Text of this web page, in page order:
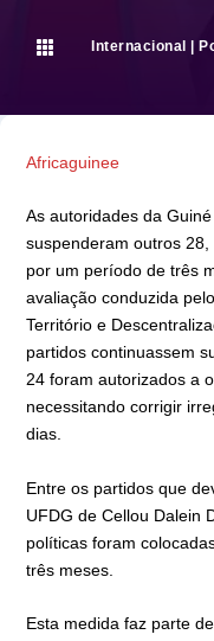
 Internacional |
Africaguinee
As autoridades da
suspenderam outros
por um período de três
avaliação conduzida
Território e
partidos continuassem
24 foram autorizados a
necessitando corrigir
dias.
Entre os partidos que
UFDG de Cellou Dalein
políticas foram
três meses.
Esta medida faz parte